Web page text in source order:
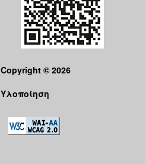
Copyright © 2026
Υλοποίηση